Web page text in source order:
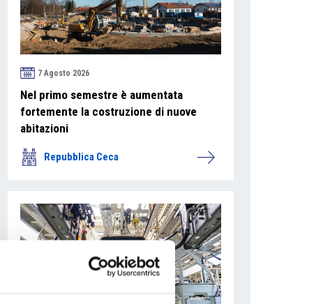
7 Agosto 2026
Nel primo semestre è aumentata
fortemente la costruzione di nuove
abitazioni
Repubblica Ceca